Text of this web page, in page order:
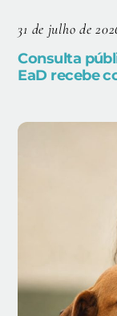
31 de julho de
Consulta
EaD recebe